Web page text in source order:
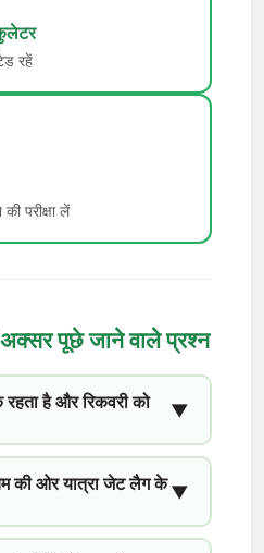
रहें
परीक्षा लें
पूछे जाने वाले प्रश्न
है और रिकवरी को ▼
की ओर यात्रा जेट लैग के ▼